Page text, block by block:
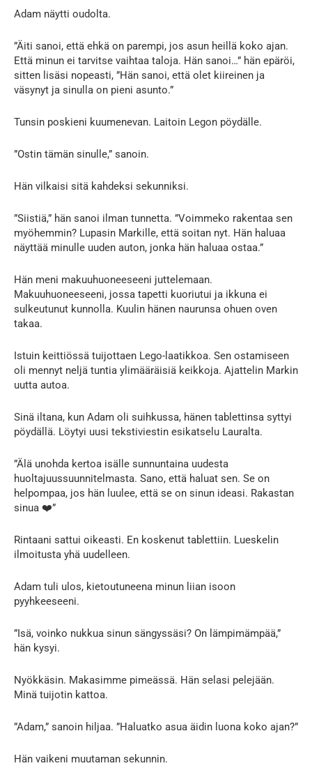
Adam näytti oudolta.
”Äiti sanoi, että ehkä on parempi, jos asun heillä koko ajan.
Että minun ei tarvitse vaihtaa taloja. Hän sanoi…” hän epäröi,
sitten lisäsi nopeasti, ”Hän sanoi, että olet kiireinen ja
väsynyt ja sinulla on pieni asunto.”
Tunsin poskieni kuumenevan. Laitoin Legon pöydälle.
”Ostin tämän sinulle,” sanoin.
Hän vilkaisi sitä kahdeksi sekunniksi.
”Siistiä,” hän sanoi ilman tunnetta. ”Voimmeko rakentaa sen
myöhemmin? Lupasin Markille, että soitan nyt. Hän haluaa
näyttää minulle uuden auton, jonka hän haluaa ostaa.”
Hän meni makuuhuoneeseeni juttelemaan.
Makuuhuoneeseeni, jossa tapetti kuoriutui ja ikkuna ei
sulkeutunut kunnolla. Kuulin hänen naurunsa ohuen oven
takaa.
Istuin keittiössä tuijottaen Lego-laatikkoa. Sen ostamiseen
oli mennyt neljä tuntia ylimääräisiä keikkoja. Ajattelin Markin
uutta autoa.
Sinä iltana, kun Adam oli suihkussa, hänen tablettinsa syttyi
pöydällä. Löytyi uusi tekstiviestin esikatselu Lauralta.
”Älä unohda kertoa isälle sunnuntaina uudesta
huoltajuussuunnitelmasta. Sano, että haluat sen. Se on
helpompaa, jos hän luulee, että se on sinun ideasi. Rakastan
sinua ❤️”
Rintaani sattui oikeasti. En koskenut tablettiin. Lueskelin
ilmoitusta yhä uudelleen.
Adam tuli ulos, kietoutuneena minun liian isoon
pyyhkeeseeni.
”Isä, voinko nukkua sinun sängyssäsi? On lämpimämpää,”
hän kysyi.
Nyökkäsin. Makasimme pimeässä. Hän selasi pelejään.
Minä tuijotin kattoa.
”Adam,” sanoin hiljaa. ”Haluatko asua äidin luona koko ajan?”
Hän vaikeni muutaman sekunnin.